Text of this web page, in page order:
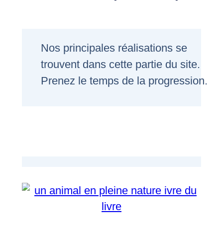
Nos principales réalisations se
trouvent dans cette partie du site.
Prenez le temps de la progression.